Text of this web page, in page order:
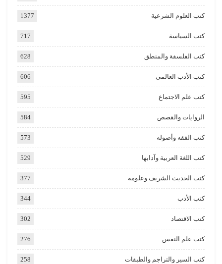
كتب العلوم الشرعية 1377
كتب السياسة 717
كتب الفلسفة والمنطق 628
كتب الأدب العالمي 606
كتب علم الاجتماع 595
الروايات والقصص 584
كتب الفقه وأصوله 573
كتب اللغة العربية وآدابها 529
كتب الحديث الشريف وعلومه 377
كتب الأدب 344
كتب الاقتصاد 302
كتب علم النفس 276
كتب السير والتراجم والطبقات 258